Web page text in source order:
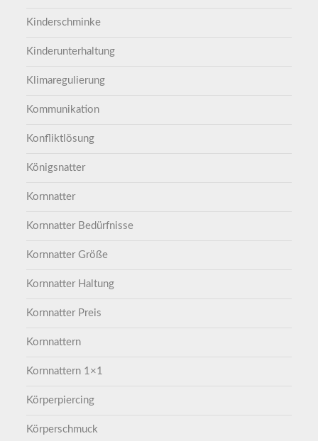
Kinderschminke
Kinderunterhaltung
Klimaregulierung
Kommunikation
Konfliktlösung
Königsnatter
Kornnatter
Kornnatter Bedürfnisse
Kornnatter Größe
Kornnatter Haltung
Kornnatter Preis
Kornnattern
Kornnattern 1×1
Körperpiercing
Körperschmuck